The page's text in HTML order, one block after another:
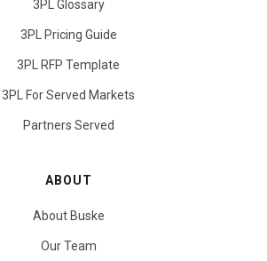
3PL Glossary
3PL Pricing Guide
3PL RFP Template
3PL For Served Markets
Partners Served
ABOUT
About Buske
Our Team